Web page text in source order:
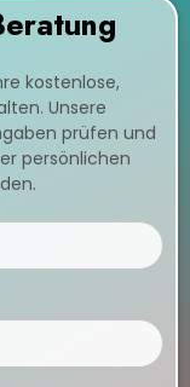
kostenlose,
Unsere
prüfen und
persönlichen